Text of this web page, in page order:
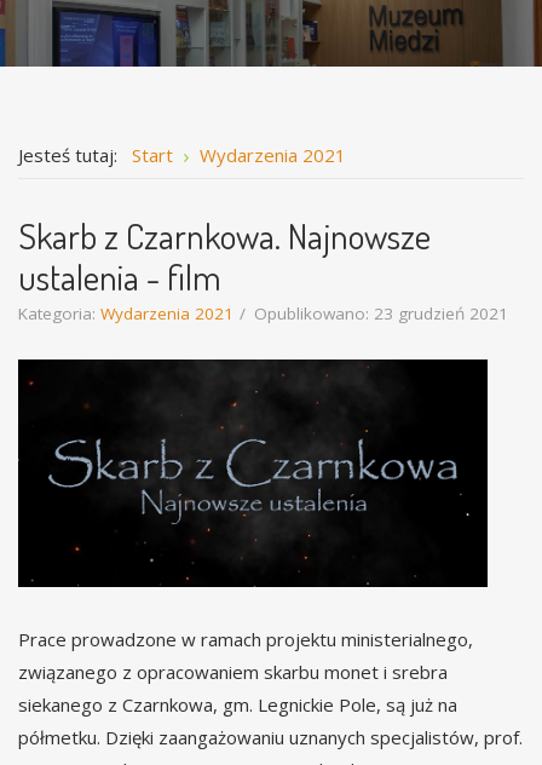
Jesteś tutaj: Start Wydarzenia 2021
Skarb z Czarnkowa. Najnowsze
ustalenia - film
Kategoria: Wydarzenia 2021 Opublikowano: 23 grudzień 2021
Prace prowadzone w ramach projektu ministerialnego,
związanego z opracowaniem skarbu monet i srebra
siekanego z Czarnkowa, gm. Legnickie Pole, są już na
półmetku. Dzięki zaangażowaniu uznanych specjalistów, prof.